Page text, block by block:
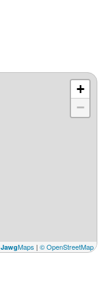
+
−
JawgMaps | © OpenStreetMap